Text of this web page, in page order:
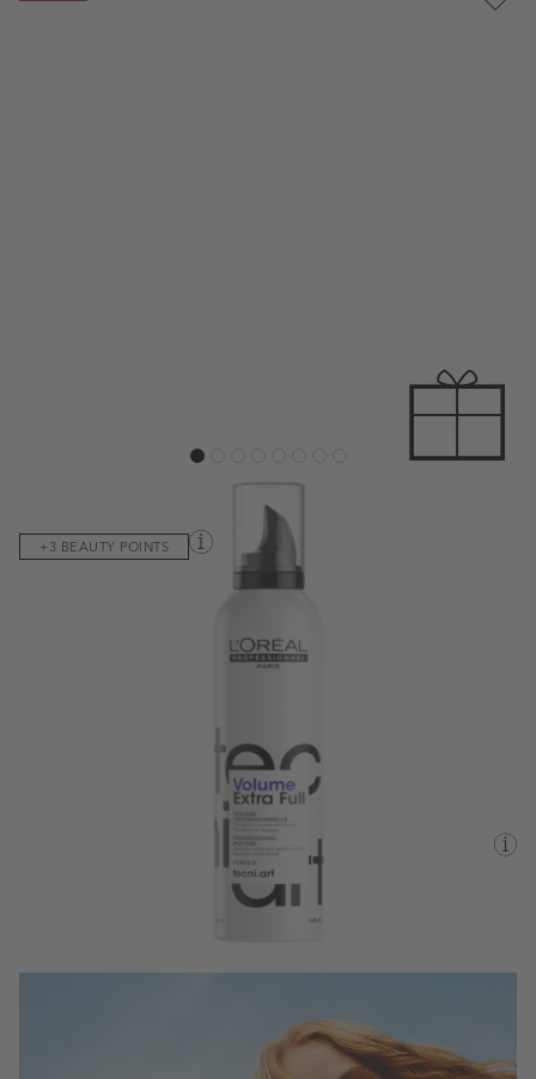
View larger image
+3 BEAUTY POINTS
Валутен курс: 1 EUR = 1.95583 BGN
Информация за доставка
вторник, 11 август - сряда, 12 август